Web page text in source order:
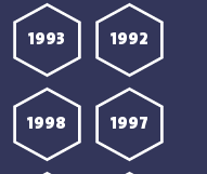
1992
1993
1997
1998